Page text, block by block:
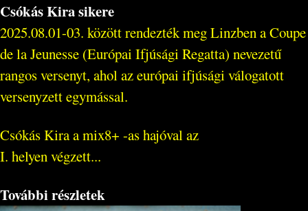
Csókás Kira sikere
2025.08.01-03. között rendezték meg Linzben a Coupe
de la Jeunesse (Európai Ifjúsági Regatta) nevezetű
rangos versenyt, ahol az európai ifjúsági válogatott
versenyzett egymással.
Csókás Kira a mix8+ -as hajóval az
I. helyen végzett...
További részletek